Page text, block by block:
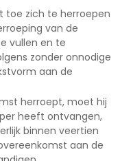
toe zich te herroepen
van de
vullen en te
zonder onnodige
aan de
herroept, moet hij
heeft ontvangen,
binnen veertien
aan de